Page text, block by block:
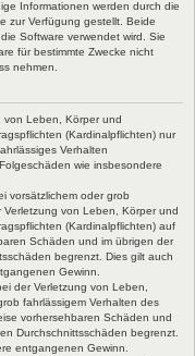
Informationen werden durch die
zur Verfügung gestellt. Beide
Software verwendet wird. Sie
für bestimmte Zwecke nicht
nehmen.
von Leben, Körper und
(Kardinalpflichten) nur
Verhalten
wie insbesondere
vorsätzlichem oder grob
von Leben, Körper und
(Kardinalpflichten) auf
Schäden und im übrigen der
begrenzt. Dies gilt auch
Gewinn.
der Verletzung von Leben,
fahrlässigem Verhalten des
vorhersehbaren Schäden und
Durchschnittsschäden begrenzt.
entgangenen Gewinn.